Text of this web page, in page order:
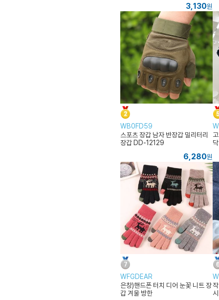
3,130원
WB0FD59
스포츠 장갑 남자 반장갑 밀리터리
장갑 DD-12129
6,280원
WFGDEAR
은창)핸드폰 터치 디어 눈꽃 니트 장
갑 겨울 방한
시